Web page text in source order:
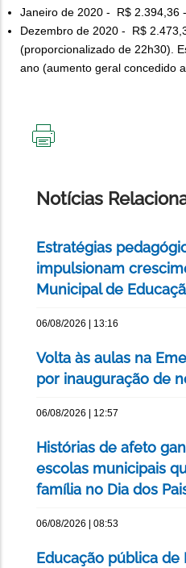
Janeiro de 2020 - R$ 2.394,36
Dezembro de 2020 - R$
(proporcionalizado de 22h30).
ano (aumento geral concedido
Notícias
Estratégias
impulsionam
Municipal de
06/08/2026 | 13:16
Volta às aulas na
por inauguração de
06/08/2026 | 12:57
Histórias de afeto
escolas municipais
família no Dia dos
06/08/2026 | 08:53
Educação pública